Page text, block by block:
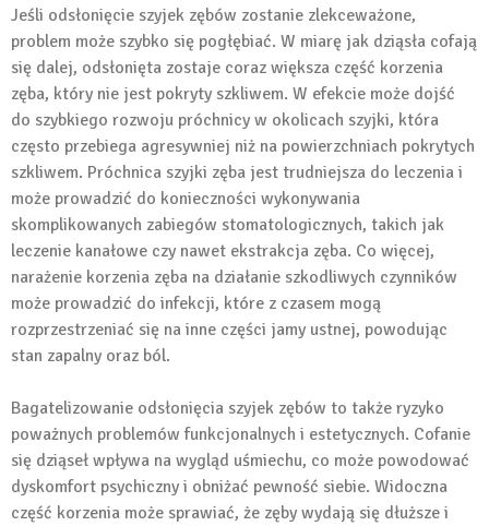
Jeśli odsłonięcie szyjek zębów zostanie zlekceważone,
problem może szybko się pogłębiać. W miarę jak dziąsła cofają
się dalej, odsłonięta zostaje coraz większa część korzenia
zęba, który nie jest pokryty szkliwem. W efekcie może dojść
do szybkiego rozwoju próchnicy w okolicach szyjki, która
często przebiega agresywniej niż na powierzchniach pokrytych
szkliwem. Próchnica szyjki zęba jest trudniejsza do leczenia i
może prowadzić do konieczności wykonywania
skomplikowanych zabiegów stomatologicznych, takich jak
leczenie kanałowe czy nawet ekstrakcja zęba. Co więcej,
narażenie korzenia zęba na działanie szkodliwych czynników
może prowadzić do infekcji, które z czasem mogą
rozprzestrzeniać się na inne części jamy ustnej, powodując
stan zapalny oraz ból.
Bagatelizowanie odsłonięcia szyjek zębów to także ryzyko
poważnych problemów funkcjonalnych i estetycznych. Cofanie
się dziąseł wpływa na wygląd uśmiechu, co może powodować
dyskomfort psychiczny i obniżać pewność siebie. Widoczna
część korzenia może sprawiać, że zęby wydają się dłuższe i